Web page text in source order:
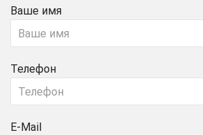
Ваше имя
Телефон
E-Mail